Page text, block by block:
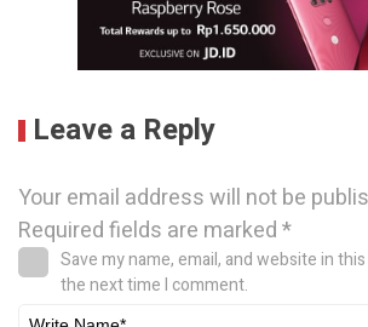
Leave a Reply
Your email address will not be
Required fields are marked*
Save my name, email, and website in
the next time I comment.